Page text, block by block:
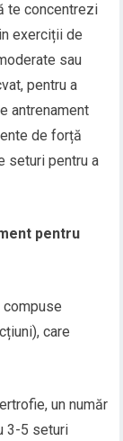
te concentrezi
exerciții de
sau
pentru a
antrenament
de forță
seturi pentru a
pentru
care
un număr
3-5 seturi